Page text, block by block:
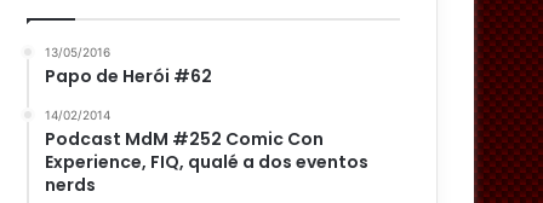
13/05/2016
Papo de Herói #62
14/02/2014
Podcast MdM #252 Comic Con
Experience, FIQ, qualé a dos eventos
nerds